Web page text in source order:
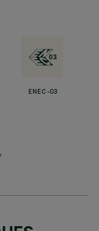
ENEC-03